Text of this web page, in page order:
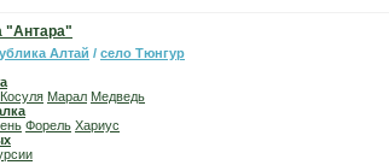
"Антара"
Алтай / село Тюнгур
Косуля Марал Медведь
Форель Хариус